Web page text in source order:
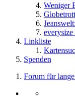
Weniger
Linkliste
Spenden
Forum für